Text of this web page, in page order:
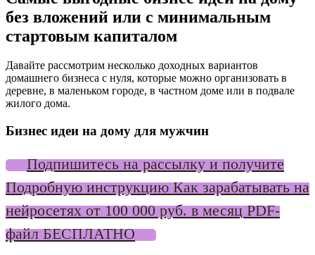
без вложений или с минимальным
стартовым капиталом
Давайте рассмотрим несколько доходных вариантов
домашнего бизнеса с нуля, которые можно организовать в
деревне, в маленьком городе, в частном доме или в подвале
жилого дома.
Бизнес идеи на дому для мужчин
Подпишитесь на рассылку и получите
Подробную инструкцию Как зарабатывать на
нейросетях от 100 000 руб. в месяц PDF-
файл БЕСПЛАТНО